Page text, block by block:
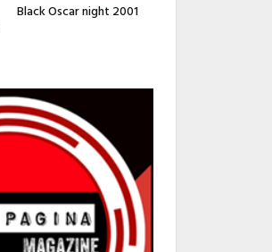
Black Oscar night 2001